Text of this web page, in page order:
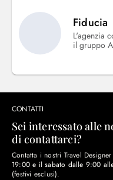
Fiducia
L'agenzia
il gruppo
CONTATTI
Sei interessato alle
di contattarci?
Contatta i nostri Travel
19:00 e il sabato dalle 9:00
(festivi esclusi).